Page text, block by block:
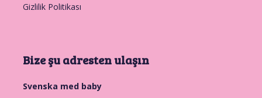
Gizlilik Politikası
Bize şu adresten ulaşın
Svenska med baby